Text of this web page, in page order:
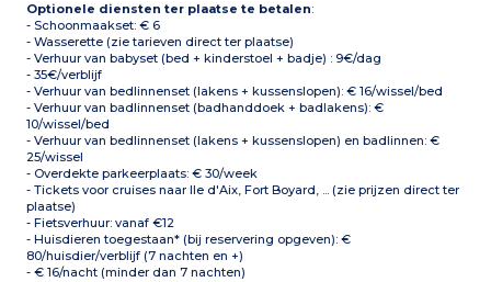
Optionele diensten ter plaatse te betalen:
- Schoonmaakset: € 6
- Wasserette (zie tarieven direct ter plaatse)
- Verhuur van babyset (bed + kinderstoel + badje) : 9€/dag
- 35€/verblijf
- Verhuur van bedlinnenset (lakens + kussenslopen): € 16/wissel/bed
- Verhuur van badlinnenset (badhanddoek + badlakens): €
10/wissel/bed
- Verhuur van bedlinnenset (lakens + kussenslopen) en badlinnen: €
25/wissel
- Overdekte parkeerplaats: € 30/week
- Tickets voor cruises naar Ile d'Aix, Fort Boyard, ... (zie prijzen direct ter
plaatse)
- Fietsverhuur: vanaf €12
- Huisdieren toegestaan* (bij reservering opgeven): €
80/huisdier/verblijf (7 nachten en +)
- € 16/nacht (minder dan 7 nachten)